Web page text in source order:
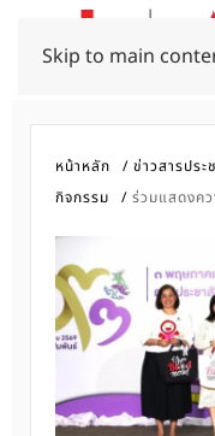
Skip to main
หน้าหลัก ข่าวสารปร
กิจกรรม
ร่วมแสดงค